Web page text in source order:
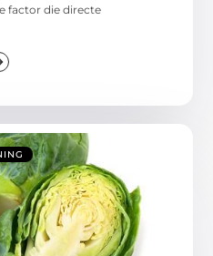
factor die directe